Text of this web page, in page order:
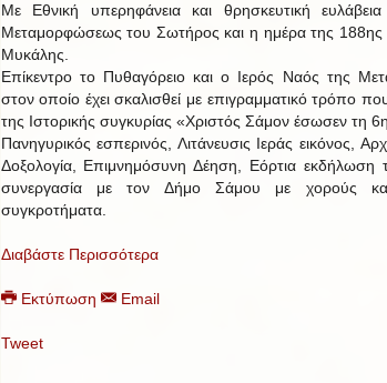
Με Εθνική υπερηφάνεια και θρησκευτική
Μεταμορφώσεως του Σωτήρος και η ημέρα της 188ης
Μυκάλης.
Επίκεντρο το Πυθαγόρειο και ο Ιερός Ναός της
στον οποίο έχει σκαλισθεί με επιγραμματικό τρόπο
της Ιστορικής συγκυρίας «Χριστός Σάμον έσωσεν τη
Πανηγυρικός εσπερινός, Λιτάνευσις Ιεράς εικόνος,
Δοξολογία, Επιμνημόσυνη Δέηση, Εόρτια
συνεργασία με τον Δήμο Σάμου με χορούς και
συγκροτήματα.
Διαβάστε Περισσότερα
Εκτύπωση Email
Tweet